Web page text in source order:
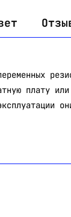
плату